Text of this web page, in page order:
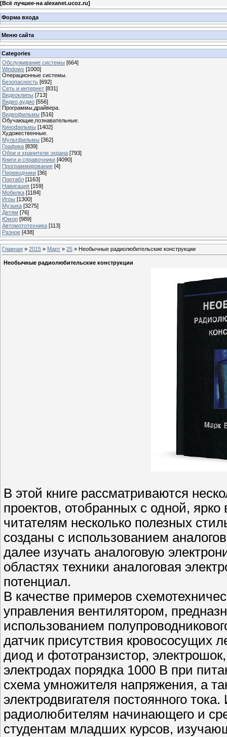
[Всё лучшее-на alexanet.ucoz.ru]
Форма входа
Меню сайта
Categories
Обслуживание системы [664]
Windows [1000]
Операционные системы.
Безопасность [692]
Сеть и интернет [831]
Видеоклипы [713]
Видео,аудио [556]
Программы,драйвера.
Видеофильмы [516]
Обучающие,познавательные.
Кинофильмы [1402]
Художественные.
Мультфильмы [362]
Графика [839]
Обои и хранители экрана [793]
Книги и справочники [4090]
Программирование [4]
Переводчики [36]
Портабл [1163]
Навигация [159]
Мобилка [1184]
Игры [1300]
Музыка [3275]
Детям [76]
Юмор [989]
Автомототехника [113]
Разное [438]
Главная » 2015 » Март » 25 » Необычные радиолюбительские конструкции
Необычные радиолюбительские конструкции
В этой книге рассматриваются
проектов, отобранных с одной,
читателям несколько полезных
созданы с использованием
далее изучать аналоговую
областях техники аналоговая
потенциал.
В качестве примеров
управления вентилятором,
использованием
датчик присутствия
диод и фототранзистор,
электродах порядка 1000 В при
схема умножителя напряжения, а
электродвигателя постоянного
радиолюбителям начинающего и
студентам младших курсов,